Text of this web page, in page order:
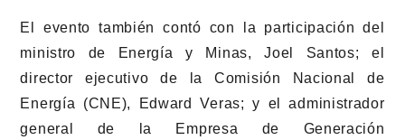
El evento también contó con la participación del
ministro de Energía y Minas, Joel Santos; el
director ejecutivo de la Comisión Nacional de
Energía (CNE), Edward Veras; y el administrador
general de la Empresa de Generación